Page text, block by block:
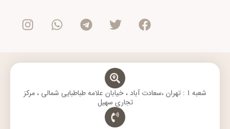
c
e
o
i
t
e
r
l
e
r
a
t
a
s
t
g
m
شعبه 1 : تهران ،سعادت آباد ، خیابان علامه طباطبایی شمالی ، مرکز
تجاری سهیل